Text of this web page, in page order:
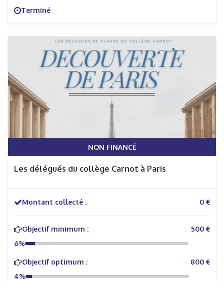
Terminé
NON FINANCÉ
Les délégués du collège Carnot à Paris
Montant collecté : 0 €
Objectif minimum :
500 €
6%
Objectif optimum :
800 €
4%